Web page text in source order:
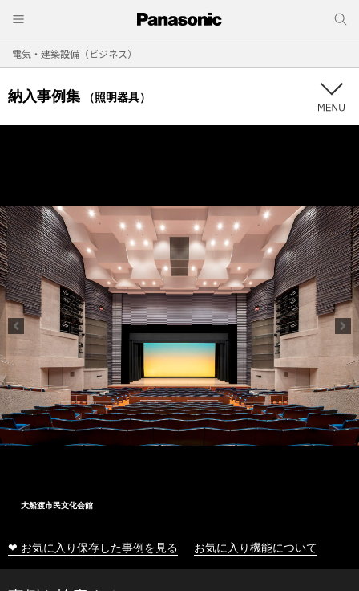
電気・建築設備（ビジネス）
納入事例集 （照明器具）
大船渡市民文化会館
❤ お気に入り保存した事例を見る お気に入り機能について